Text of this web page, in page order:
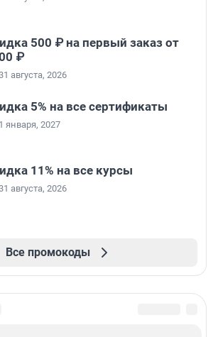
500 ₽ на первый заказ от
₽
августа, 2026
5% на все сертификаты
января, 2027
11% на все курсы
августа, 2026
Все промокоды